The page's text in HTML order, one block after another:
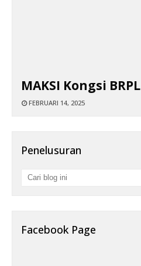
MAKSI Kongsi BRPL
FEBRUARI 14, 2025
Penelusuran
Facebook Page